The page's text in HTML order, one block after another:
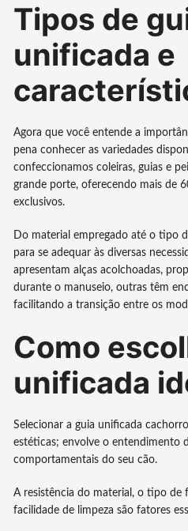
Tipos de
unificada e
Agora que você entende a
pena conhecer as variedades
confeccionamos coleiras, guias e
grande porte, oferecendo mais de
exclusivos.
Do material empregado até o tipo
para se adequar às diversas
apresentam alças acolchoadas,
durante o manuseio, outras têm
facilitando a transição entre os
Como
unificada
Selecionar a guia unificada
estéticas; envolve o entendimento
comportamentais do seu cão.
A resistência do material, o tipo de
facilidade de limpeza são fatores